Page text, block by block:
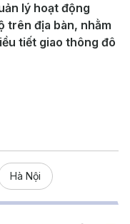
lý hoạt động
trên địa bàn, nhằm
tiết giao thông đô
Hà Nội